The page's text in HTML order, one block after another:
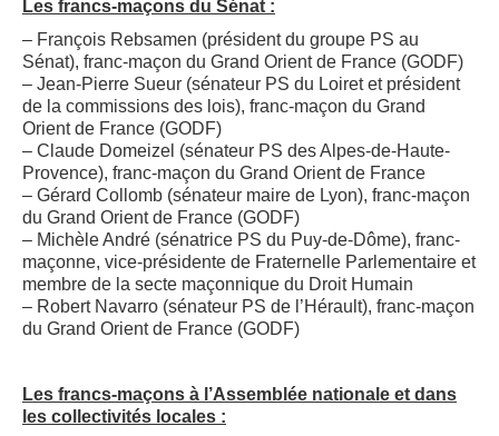
Les francs-maçons du Sénat :
– François Rebsamen (président du groupe PS au
Sénat), franc-maçon du Grand Orient de France (GODF)
– Jean-Pierre Sueur (sénateur PS du Loiret et président
de la commissions des lois), franc-maçon du Grand
Orient de France (GODF)
– Claude Domeizel (sénateur PS des Alpes-de-Haute-
Provence), franc-maçon du Grand Orient de France
– Gérard Collomb (sénateur maire de Lyon), franc-maçon
du Grand Orient de France (GODF)
– Michèle André (sénatrice PS du Puy-de-Dôme), franc-
maçonne, vice-présidente de Fraternelle Parlementaire et
membre de la secte maçonnique du Droit Humain
– Robert Navarro (sénateur PS de l’Hérault), franc-maçon
du Grand Orient de France (GODF)
Les francs-maçons à l’Assemblée nationale et dans
les collectivités locales :